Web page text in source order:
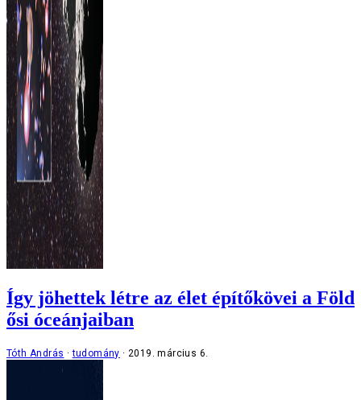
Így jöhettek létre az élet építőkövei a Föld
ősi óceánjaiban
Tóth András tudomány 2019. március 6.